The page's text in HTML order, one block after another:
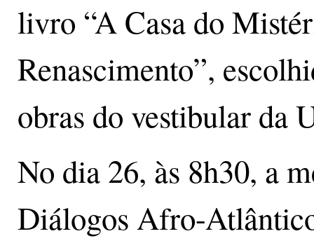
livro “A Casa do
Renascimento”,
obras do vestibular da
No dia 26, às 8h30, a
Diálogos Afro-